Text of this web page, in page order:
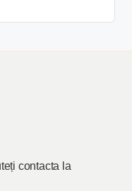
contacta la